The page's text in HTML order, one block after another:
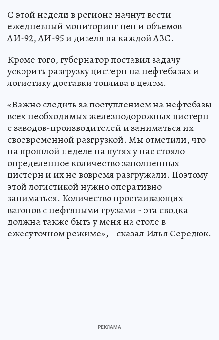
С этой недели в регионе начнут вести
ежедневный мониторинг цен и объемов
АИ-92, АИ-95 и дизеля на каждой АЗС.
Кроме того, губернатор поставил задачу
ускорить разгрузку цистерн на нефтебазах и
логистику доставки топлива в целом.
«Важно следить за поступлением на нефтебазы
всех необходимых железнодорожных цистерн
с заводов-производителей и заниматься их
своевременной разгрузкой. Мы отметили, что
на прошлой неделе на путях у нас стояло
определенное количество заполненных
цистерн и их не вовремя разгружали. Поэтому
этой логистикой нужно оперативно
заниматься. Количество простаивающих
вагонов с нефтяными грузами - эта сводка
должна также быть у меня на столе в
ежесуточном режиме», - сказал Илья Середюк.